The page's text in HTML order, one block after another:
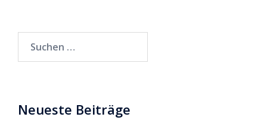
nach:
Neueste Beiträge